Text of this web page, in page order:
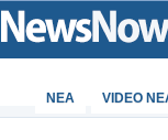
ΝΕΑ VIDEO